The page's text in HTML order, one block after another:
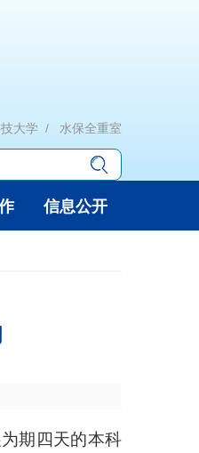
大学 水保全重室
信息公开
期四天的本科